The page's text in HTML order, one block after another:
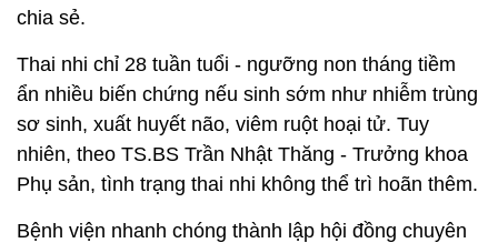
chia sẻ.
Thai nhi chỉ 28 tuần tuổi - ngưỡng non tháng tiềm
ẩn nhiều biến chứng nếu sinh sớm như nhiễm trùng
sơ sinh, xuất huyết não, viêm ruột hoại tử. Tuy
nhiên, theo TS.BS Trần Nhật Thăng - Trưởng khoa
Phụ sản, tình trạng thai nhi không thể trì hoãn thêm.
Bệnh viện nhanh chóng thành lập hội đồng chuyên